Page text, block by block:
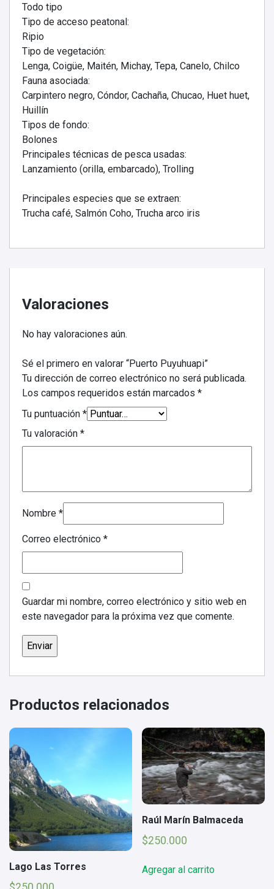
Todo tipo
Tipo de acceso peatonal:
Ripio
Tipo de vegetación:
Lenga, Coigüe, Maitén, Michay, Tepa, Canelo, Chilco
Fauna asociada:
Carpintero negro, Cóndor, Cachaña, Chucao, Huet huet,
Huillín
Tipos de fondo:
Bolones
Principales técnicas de pesca usadas:
Lanzamiento (orilla, embarcado), Trolling
Principales especies que se extraen:
Trucha café, Salmón Coho, Trucha arco iris
Valoraciones
No hay valoraciones aún.
Sé el primero en valorar “Puerto Puyuhuapi”
Tu dirección de correo electrónico no será publicada.
Los campos requeridos están marcados *
Tu puntuación *
Tu valoración *
Nombre *
Correo electrónico *
Guardar mi nombre, correo electrónico y sitio web en
este navegador para la próxima vez que comente.
Productos relacionados
Lago Las Torres
Raúl Marín Balmaceda
$250.000
Agregar al carrito